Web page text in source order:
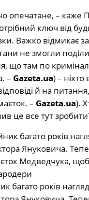
опечатане, – каже
ключ від
Важко відмикає
не змогли
що там по
– Gazeta.ua) – ніхто
й на
– Gazeta.ua).
це все тут
багато років